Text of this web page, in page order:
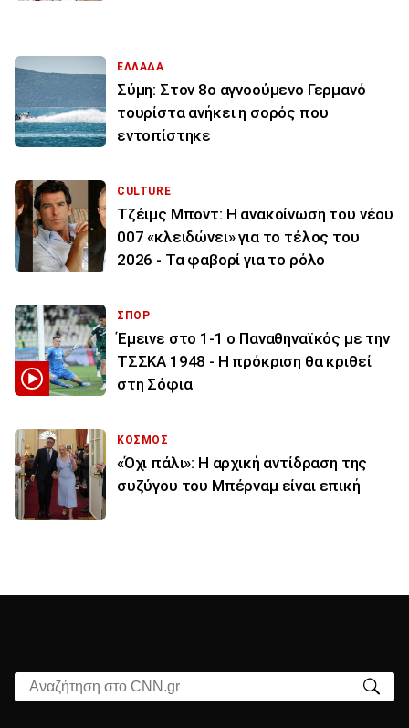
ΕΛΛΑΔΑ
Σύμη: Στον 8ο αγνοούμενο Γερμανό
τουρίστα ανήκει η σορός που
εντοπίστηκε
CULTURE
Τζέιμς Μποντ: Η ανακοίνωση του νέου
007 «κλειδώνει» για το τέλος του
2026 - Τα φαβορί για το ρόλο
ΣΠΟΡ
Έμεινε στο 1-1 ο Παναθηναϊκός με την
ΤΣΣΚΑ 1948 - Η πρόκριση θα κριθεί
στη Σόφια
ΚΟΣΜΟΣ
«Όχι πάλι»: Η αρχική αντίδραση της
συζύγου του Μπέρναμ είναι επική
Αναζήτηση στο CNN.gr